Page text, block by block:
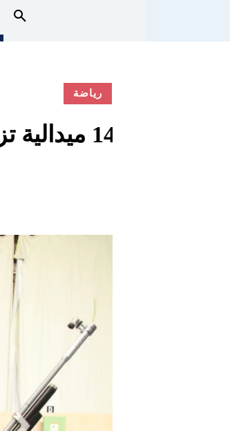
رياضة
14 ميدالية تزين مشاركة الفراعنة في البطولة الأفريقية للرماية